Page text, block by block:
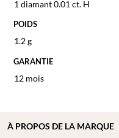
1 diamant 0.01 ct. H
POIDS
1.2 g
GARANTIE
12 mois
À PROPOS DE LA MARQUE